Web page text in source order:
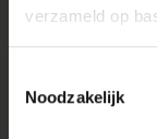
verzameld op
Noodzakelijk
FREYA
KVADRAT
€ 995,00